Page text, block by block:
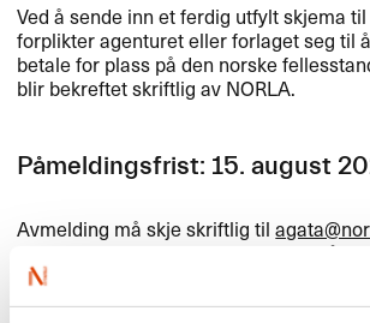
Ved ​å sende inn et ferdig utfylt skjema til
forplikter agenturet eller forlaget seg til
betale for plass p​å den norske
blir bekreftet skriftlig av NORLA.​​
P​å​meldingsfrist: 15. august
Avmelding m​å skje skriftlig til
meldingsfristen 15. august 2024 for ​å
betalingsplikt. Hvis ikke, m​å 50% av
(pakkepris + deltakeravgift). Avbestilling